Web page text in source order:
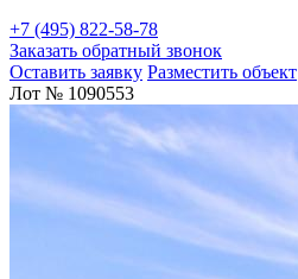
+7 (495) 822-58-78
Заказать обратный звонок
Оставить заявку Разместить объект
Лот № 1090553